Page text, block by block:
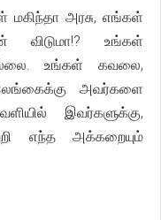
மகிந்தா அரசு, எங்கள்
விடுமா!? உங்கள்
உங்கள் கவலை,
அவர்களை
இவர்களுக்கு,
எந்த அக்கறையும்